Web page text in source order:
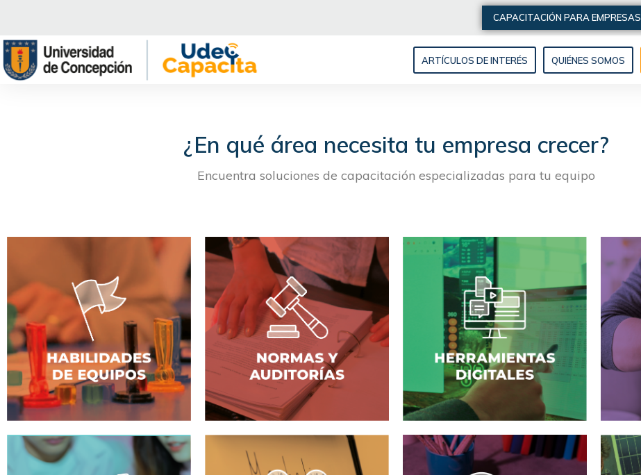
Saltar
al
contenido
CAPACITACIÓN PARA EMPRESAS
ARTÍCULOS DE INTERÉS QUIÉNES SOMOS
¿En qué área necesita tu empresa crecer?
Encuentra soluciones de capacitación especializadas para tu equipo